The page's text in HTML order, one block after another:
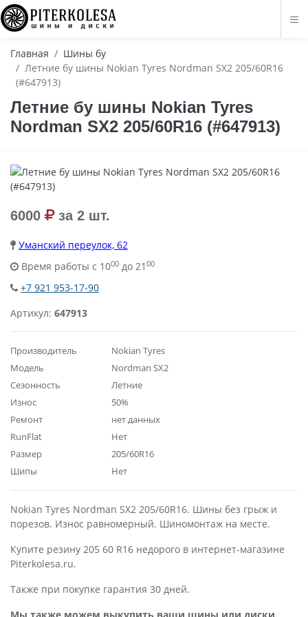
Главная
Шины бу
Летние бу шины Nokian Tyres Nordman SX2 205/60R16
(#647913)
Летние бу шины Nokian Tyres
Nordman SX2 205/60R16 (#647913)
6000 за 2 шт.
Уманский переулок, 62
Время работы с 1000 до 21 00
+7 921 953-17-90
Артикул: 647913
Производитель
Nokian Tyres
Модель
Nordman SX2
Сезонность
Летние
Износ
50%
Ремонт
нет данных
RunFlat
Нет
Размер
205/60R16
Шипы
Нет
Nokian Tyres Nordman SX2 205/60R16. Шины без грыж и
порезов. Износ равномерный. Шиномонтаж на месте.
Купите резину 205 60 R16 недорого в интернет-магазине
Piterkolesa.ru.
Также при покупке гарантия 30 дней.